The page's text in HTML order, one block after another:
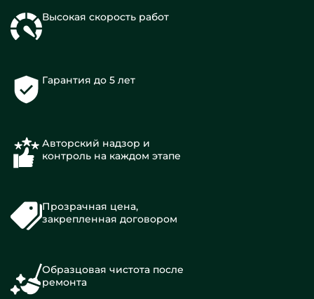
Высокая скорость работ
Гарантия до 5 лет
Авторский надзор и
контроль на каждом этапе
Прозрачная цена,
закрепленная договором
Образцовая чистота после
ремонта